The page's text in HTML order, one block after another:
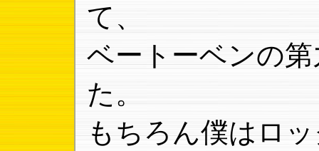
て、
ベートーベンの
た。
もちろん僕はロ